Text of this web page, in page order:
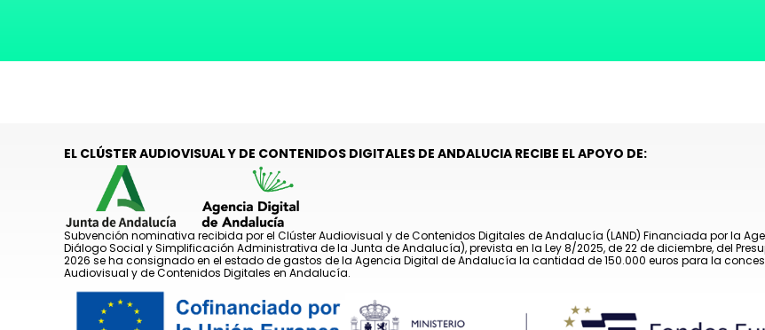
EL CLÚSTER AUDIOVISUAL Y DE CONTENIDOS DIGITALES DE ANDALUCIA RECIBE EL APOYO DE:
Subvención nominativa recibida por el Clúster Audiovisual y de Contenidos Digitales de Andalucía (LAND) Financiada por la
Diálogo Social y Simplificación Administrativa de la Junta de Andalucía), prevista en la Ley 8/2025, de 22 de diciembre, del
2026 se ha consignado en el estado de gastos de la Agencia Digital de Andalucía la cantidad de 150.000 euros para la
Audiovisual y de Contenidos Digitales en Andalucía.